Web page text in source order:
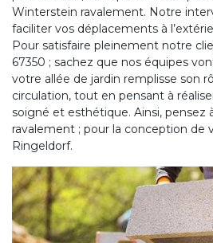
Winterstein ravalement. Notre
faciliter vos déplacements à
Pour satisfaire pleinement notre
67350 ; sachez que nos équipes
votre allée de jardin remplisse son
circulation, tout en pensant à
soigné et esthétique. Ainsi,
ravalement ; pour la conception de
Ringeldorf.